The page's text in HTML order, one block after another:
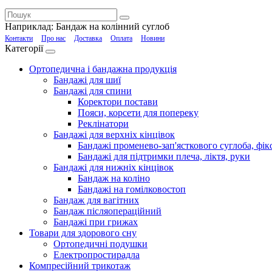
Наприклад: Бандаж на колінний суглоб
Контакти Про нас Доставка Оплата Новини
Категорії
Ортопедична і бандажна продукція
Бандажі для шиї
Бандажі для спини
Коректори постави
Пояси, корсети для попереку
Реклінатори
Бандажі для верхніх кінцівок
Бандажі променево-зап'ясткового суглоба,
Бандажі для підтримки плеча, ліктя, руки
Бандажі для нижніх кінцівок
Бандаж на коліно
Бандажі на гомілковостоп
Бандаж для вагітних
Бандаж післяопераційний
Бандажі при грижах
Товари для здорового сну
Ортопедичні подушки
Електропростирадла
Компресійний трикотаж